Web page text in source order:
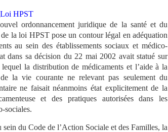
Loi HPST
ordonnancement juridique de la santé et du
la loi HPST pose un contour légal en adéquation
au sein des établissements sociaux et médico-
dans sa décision du 22 mai 2002 avait statué sur
la distribution de médicaments et l’aide à la
la vie courante ne relevant pas seulement du
ne faisait néanmoins état explicitement de la
et des pratiques autorisées dans les
sociales.
du Code de l’Action Sociale et des Familles, la